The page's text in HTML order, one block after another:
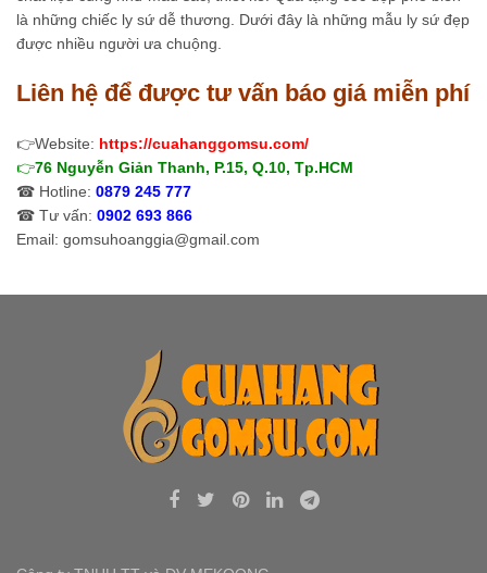
là những chiếc ly sứ dễ thương. Dưới đây là những mẫu ly sứ đẹp
được nhiều người ưa chuộng.
Liên hệ để được tư vấn báo giá miễn phí
👉Website: https://cuahanggomsu.com/
👉76 Nguyễn Giản Thanh, P.15, Q.10, Tp.HCM
☎ Hotline: 0879 245 777
☎ Tư vấn: 0902 693 866
Email: gomsuhoanggia@gmail.com